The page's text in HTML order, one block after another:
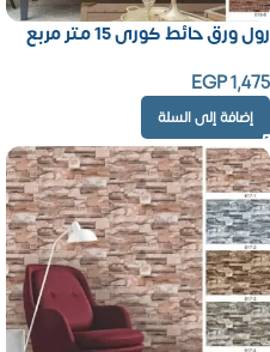
رول ورق حائط كورى 15 متر مربع
EGP1,475
إضافة إلى السلة